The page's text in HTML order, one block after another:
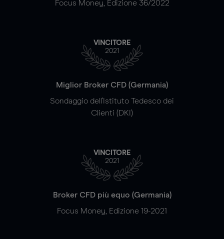
Focus Money, Edizione 36/2022
VINCITORE
2021
Miglior Broker CFD (Germania)
Sondaggio dell'Istituto Tedesco dei
Clienti (DKI)
VINCITORE
2021
Broker CFD più equo (Germania)
Focus Money, Edizione 19-2021